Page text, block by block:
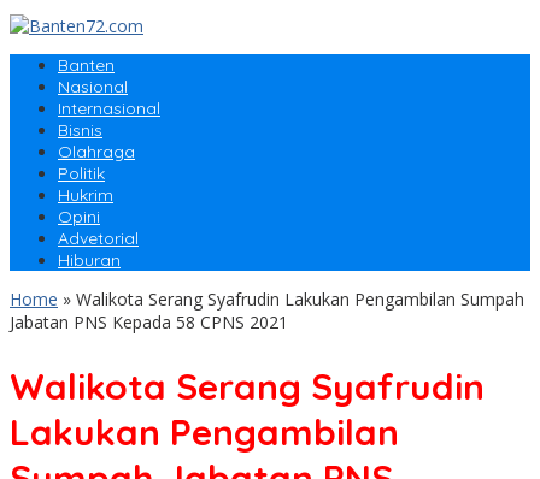
Banten
Nasional
Internasional
Bisnis
Olahraga
Politik
Hukrim
Opini
Advetorial
Hiburan
Home » Walikota Serang Syafrudin Lakukan Pengambilan Sumpah
Jabatan PNS Kepada 58 CPNS 2021
Walikota Serang Syafrudin
Lakukan Pengambilan